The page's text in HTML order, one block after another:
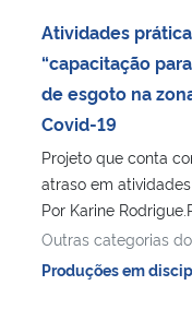
Atividades
“capacitação
de esgoto na
Covid-19
Projeto que conta
atraso em
Por Karine
Outras categorias
Produções em